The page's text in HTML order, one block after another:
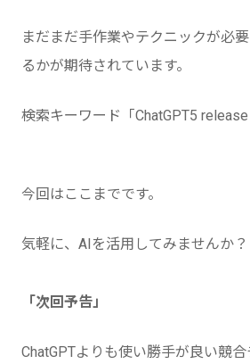
まだまだ手作業やテクニックが必
るかが期待されています。
検索キーワード「ChatGPT5 release
今回はここまでです。
気軽に、AIを活用してみませんか？
「次回予告」
ChatGPTよりも使い勝手が良い競